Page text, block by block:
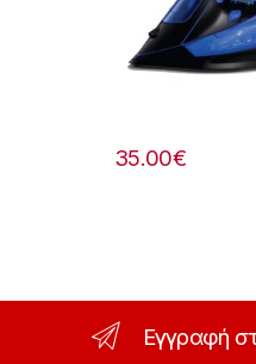
35.00€
Εγγραφή